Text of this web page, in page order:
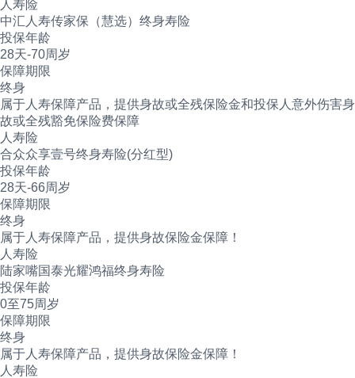
人寿险
中汇人寿传家保（慧选）终身寿险
投保年龄
28天-70周岁
保障期限
终身
属于人寿保障产品，提供身故或全残保险金和投保人意外伤害身
故或全残豁免保险费保障
人寿险
合众众享壹号终身寿险(分红型)
投保年龄
28天-66周岁
保障期限
终身
属于人寿保障产品，提供‌身故保险金保障！
人寿险
陆家嘴国泰光耀鸿福终身寿险
投保年龄
0至75周岁
保障期限
终身
属于人寿保障产品，提供身故保险金保障！
人寿险